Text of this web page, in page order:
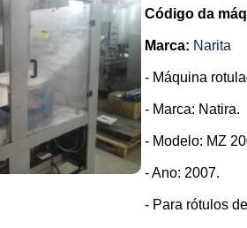
Código da
Marca: Narita
- Máquina
- Marca: Natira.
- Modelo: MZ
- Ano: 2007.
- Para rótulos